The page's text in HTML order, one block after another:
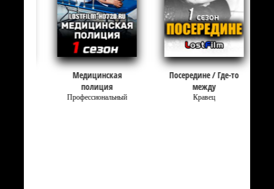
Медицинская
полиция
Профессиональный
Посередине / Где-то
между
Кравец